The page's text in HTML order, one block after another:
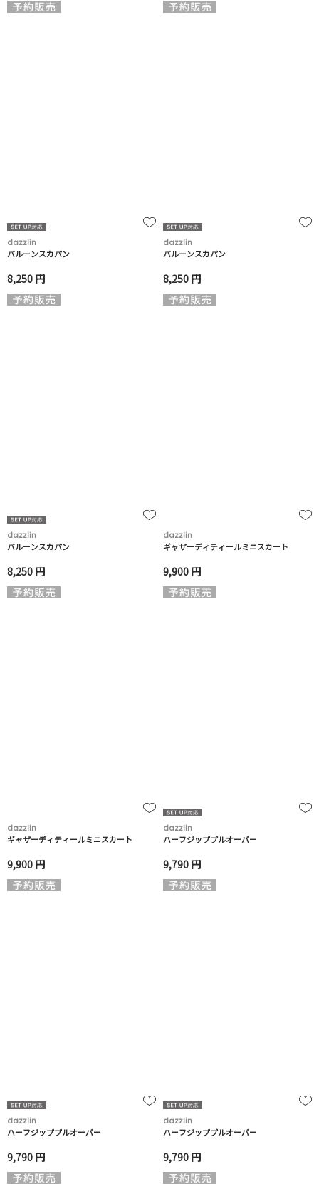
dazzlin
バルーンスカパン
8,250 円
dazzlin
バルーンスカパン
8,250 円
dazzlin
バルーンスカパン
8,250 円
dazzlin
ギャザーディティールミニスカート
9,900 円
dazzlin
ギャザーディティールミニスカート
9,900 円
dazzlin
ハーフジッププルオーバー
9,790 円
dazzlin
ハーフジッププルオーバー
9,790 円
dazzlin
ハーフジッププルオーバー
9,790 円